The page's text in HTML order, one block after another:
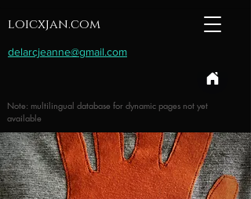
loicxjan.com
delarcjeanne@gmail.com
Note: multilingual database for dynamic pages not yet
available